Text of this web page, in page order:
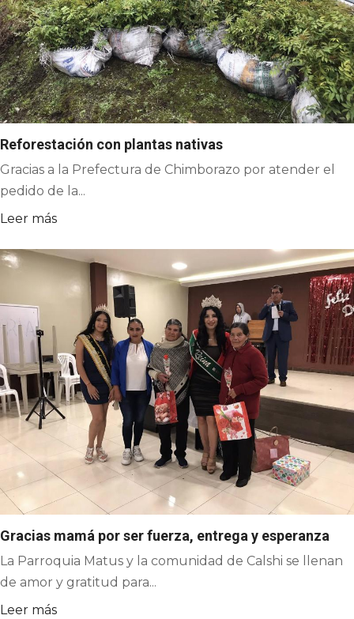
Reforestación con plantas nativas
Gracias a la Prefectura de Chimborazo por atender el
pedido de la...
Leer más
Gracias mamá por ser fuerza, entrega y esperanza
La Parroquia Matus y la comunidad de Calshi se llenan
de amor y gratitud para...
Leer más